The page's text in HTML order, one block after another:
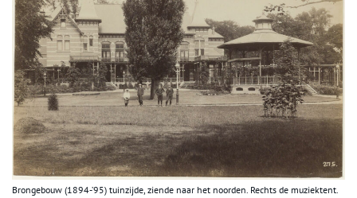
Brongebouw (1894-’95) tuinzijde, ziende naar het noorden. Rechts de muziektent.